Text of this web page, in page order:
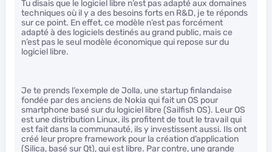
Tu disais que le logiciel libre n’est pas adapté aux domaines
techniques où il y a des besoins forts en R&D, je te réponds
sur ce point. En effet, ce modèle n’est pas forcément
adapté à des logiciels destinés au grand public, mais ce
n’est pas le seul modèle économique qui repose sur du
logiciel libre.
Je te prends l’exemple de Jolla, une startup finlandaise
fondée par des anciens de Nokia qui fait un OS pour
smartphone basé sur du logiciel libre (Sailfish OS). Leur OS
est une distribution Linux, ils profitent de tout le travail qui
est fait dans la communauté, ils y investissent aussi. Ils ont
créé leur propre framework pour la création d’application
(Silica, basé sur Qt), qui est libre. Par contre, une grande